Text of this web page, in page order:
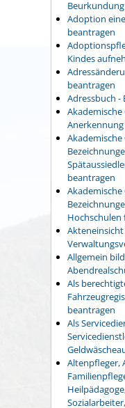
Adoption
beantragen
Kindes
beantragen
Adressbuch -
Akademische
beantragen
Akademische
Hochschulen
Allgemein
Als
beantragen
Als
Altenpfleger,